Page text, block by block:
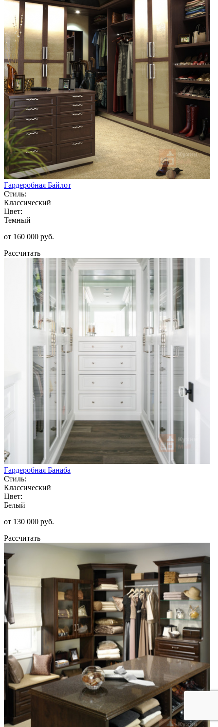
Гардеробная Байлот
Стиль:
Классический
Цвет:
Темный
от 160 000 руб.
Рассчитать
Гардеробная Банаба
Стиль:
Классический
Цвет:
Белый
от 130 000 руб.
Рассчитать